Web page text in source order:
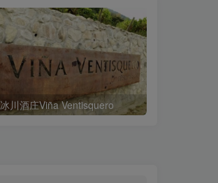
冰川酒庄Viña Ventisquero